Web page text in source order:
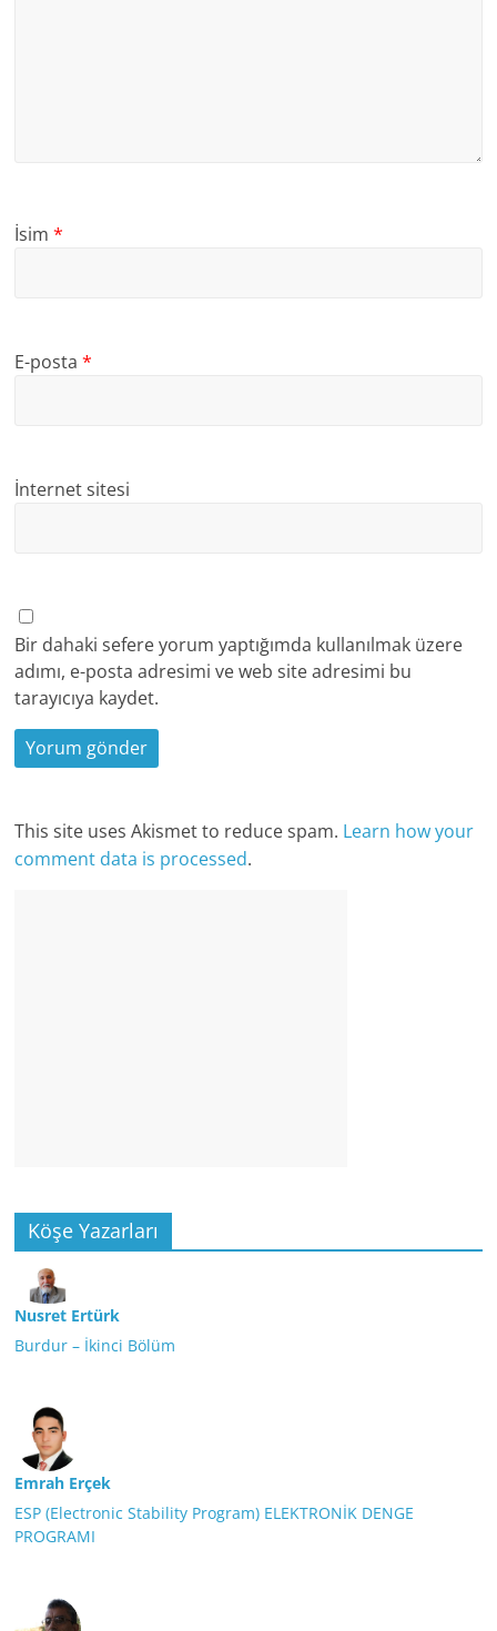
İsim*
E-posta*
İnternet sitesi
Bir dahaki sefere yorum yaptığımda kullanılmak üzere
adımı, e-posta adresimi ve web site adresimi bu
tarayıcıya kaydet.
This site uses Akismet to reduce spam. Learn how your
comment data is processed.
Köşe Yazarları
Nusret Ertürk
Burdur – İkinci Bölüm
Emrah Erçek
ESP (Electronic Stability Program) ELEKTRONİK DENGE
PROGRAMI